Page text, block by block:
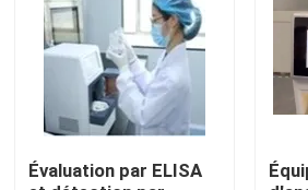
Produits
À propos de nous
Visite de l'usine
Évaluation par ELISA